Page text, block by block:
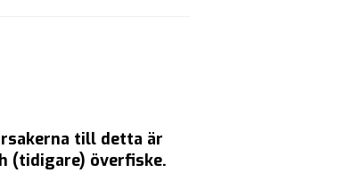
till detta är
(tidigare) överfiske.